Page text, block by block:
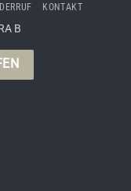
KONTAKT
B